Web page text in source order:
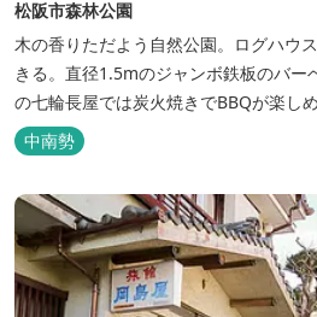
松阪市森林公園
木の香りただよう自然公園。ログハウ
きる。直径1.5mのジャンボ鉄板のバー
の七輪長屋では炭火焼きでBBQが楽し
気で、週末は多くのキャンパーでにぎ
タイプのテントサイトがある。展望台
込みOK！あらかじめご...
中南勢